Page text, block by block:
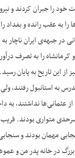
را جبران کردند و
را به عقب رانده و بغداد
در جبهه‌‌ی ایران
را به تصرف
این تاریخ به پایان
به استانبول رفتند،
عثمانی‌‌ها نداشتند، به
متواری بودند. قریب
مهمان بودند و
در خانه پدر من و